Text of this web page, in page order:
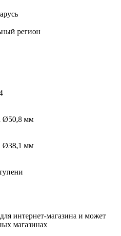
регион
Ø50,8 мм
Ø38,1 мм
интернет-магазина и может
магазинах